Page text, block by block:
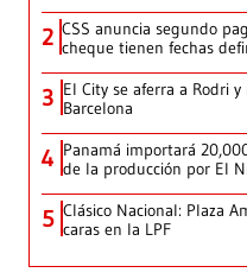
2 CSS anuncia segundo
cheque tienen fechas
3 El City se aferra a Rodri
Barcelona
4 Panamá importará
de la producción por El
5 Clásico Nacional: Plaza
caras en la LPF